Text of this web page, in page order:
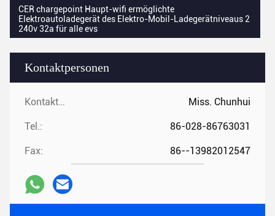
Kontaktpersonen
Kontaktpersonen: Miss. Chunhui
Tel.: 86-028-86763031
Fax: 86--13982012547
CER chargepoint Haupt-wifi ermöglichte
Elektroautoladegerät des Elektro-Mobil-Ladegerätniveaus 2
240v 32a für alle evs